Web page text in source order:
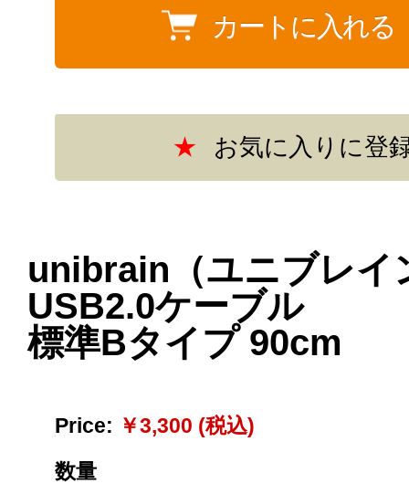
unibrain（ユニブレイ
USB2.0ケーブル
標準Bタイプ 90cm
Price: ￥3,300 (税込)
数量